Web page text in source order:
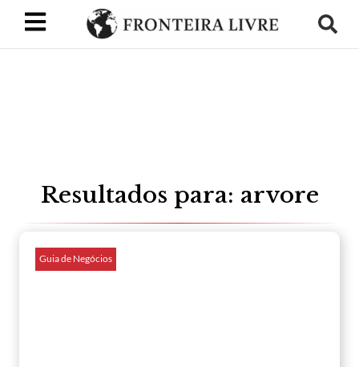
Resultados para: arvore
Guia de Negócios